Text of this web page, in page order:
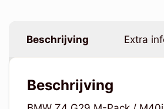
Beschrijving Extra
Beschrijving